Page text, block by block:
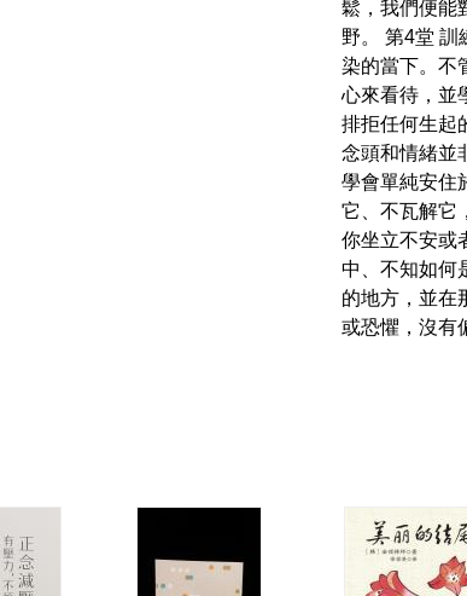
鬆，我們便能
野。 第4堂 訓
染的當下。不
心來看待，並
排拒任何生起
念頭和情緒並
學會單純安住
它、不瓦解它
你坐立不安或
中、不知如何
的地方，並
或恐懼，沒有